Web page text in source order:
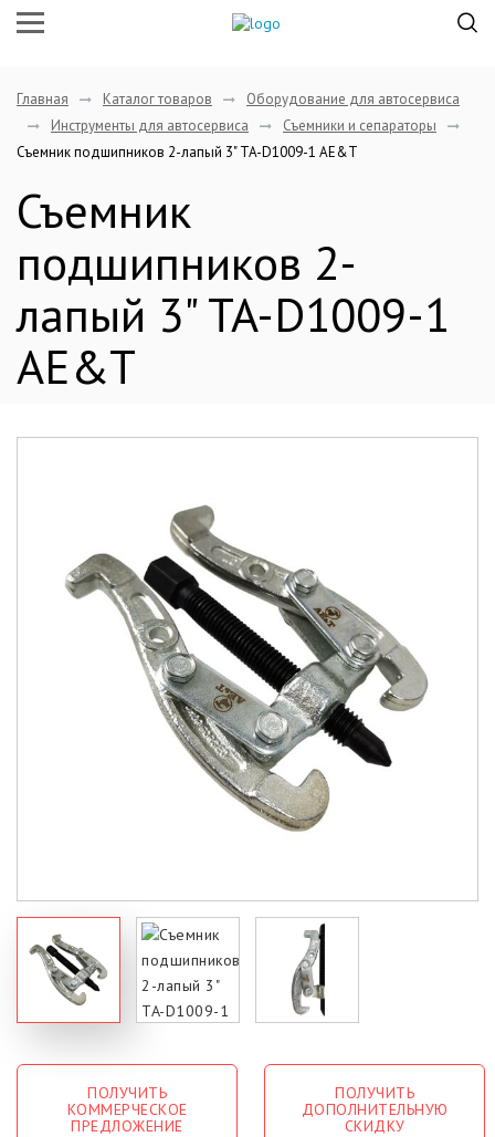
Главная Каталог товаров
Оборудование для автосервиса
Инструменты для автосервиса
Съемники и сепараторы
Съемник подшипников 2-лапый 3" TA-D1009-1 AE&T
Съемник
подшипников 2-
лапый 3" TA-D1009-1
AE&T
ПОЛУЧИТЬ
КОММЕРЧЕСКОЕ
ПРЕДЛОЖЕНИЕ
ПОЛУЧИТЬ
ДОПОЛНИТЕЛЬНУЮ
СКИДКУ